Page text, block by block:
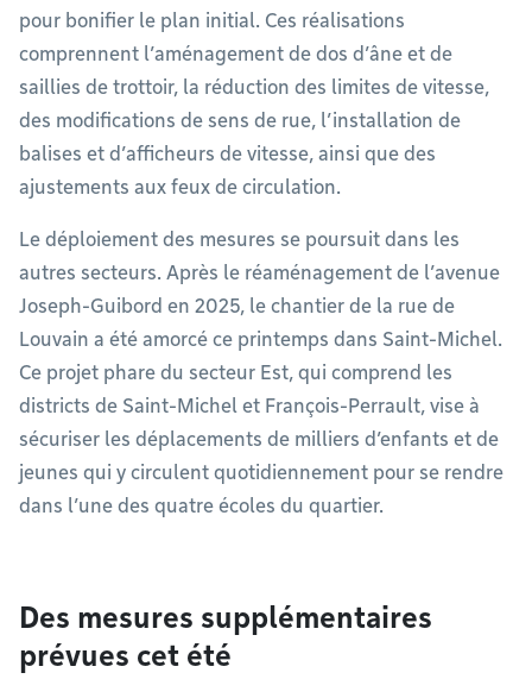
pour bonifier le plan initial. Ces réalisations
comprennent l’aménagement de dos d’âne et de
saillies de trottoir, la réduction des limites de vitesse,
des modifications de sens de rue, l’installation de
balises et d’afficheurs de vitesse, ainsi que des
ajustements aux feux de circulation.
Le déploiement des mesures se poursuit dans les
autres secteurs. Après le réaménagement de l’avenue
Joseph-Guibord en 2025, le chantier de la rue de
Louvain a été amorcé ce printemps dans Saint-Michel.
Ce projet phare du secteur Est, qui comprend les
districts de Saint-Michel et François-Perrault, vise à
sécuriser les déplacements de milliers d’enfants et de
jeunes qui y circulent quotidiennement pour se rendre
dans l’une des quatre écoles du quartier.
Des mesures supplémentaires
prévues cet été